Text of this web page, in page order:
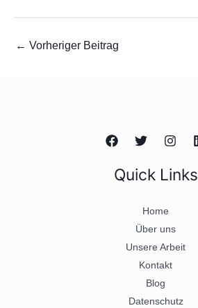
← Vorheriger Beitrag
Quick Links
Home
Über uns
Unsere Arbeit
Kontakt
Blog
Datenschutz